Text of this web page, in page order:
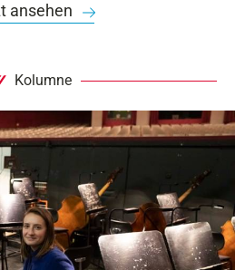
ansehen
Kolumne